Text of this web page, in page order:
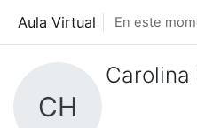
Aula Virtual En este
CH